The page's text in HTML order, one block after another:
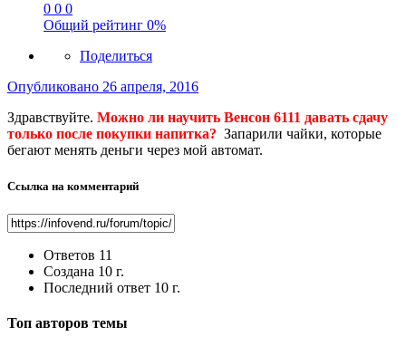
0 0 0
Общий рейтинг 0%
Поделиться
Опубликовано 26 апреля, 2016
Здравствуйте. Можно ли научить Венсон 6111 давать сдачу
только после покупки напитка? Запарили чайки, которые
бегают менять деньги через мой автомат.
Ссылка на комментарий
Ответов 11
Создана 10 г.
Последний ответ 10 г.
Топ авторов темы